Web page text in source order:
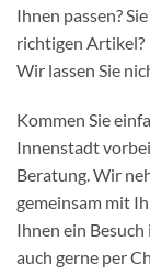
Ihnen passen?
richtigen Artikel?
Wir lassen Sie
Kommen Sie
Innenstadt
Beratung. Wir
gemeinsam mit
Ihnen ein
auch gerne per